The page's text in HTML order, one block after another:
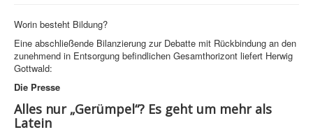
Worin besteht Bildung?
Eine abschließende Bilanzierung zur Debatte mit Rückbindung an den
zunehmend in Entsorgung befindlichen Gesamthorizont liefert Herwig
Gottwald:
Die Presse
Alles nur „Gerümpel“? Es geht um mehr als
Latein